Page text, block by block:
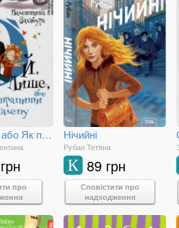
Ой, Лише, або Як потрапити в халепу
про
Нічийні
Рубан Тетяна
89 грн
К
Сповістити про
надходження